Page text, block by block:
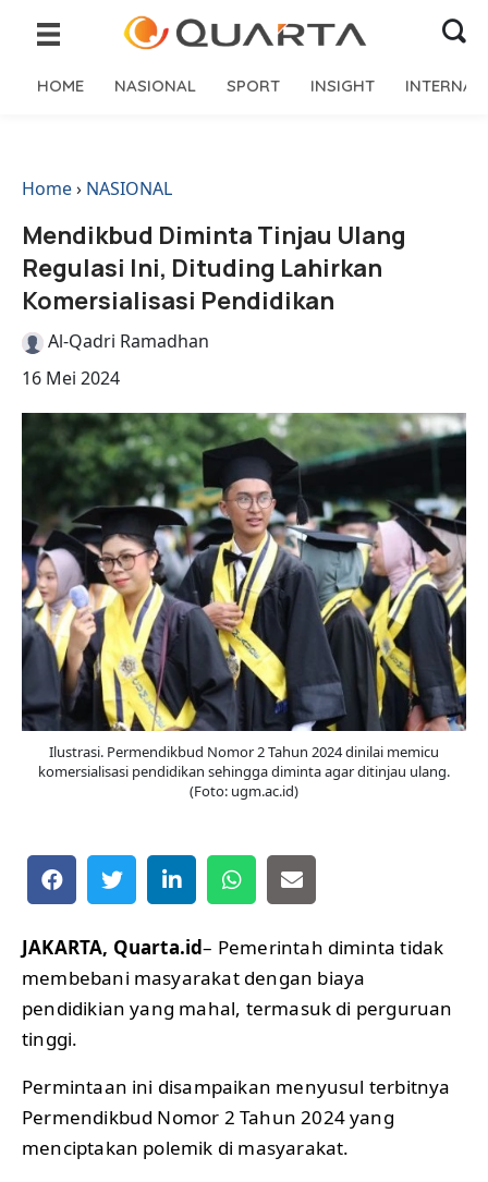
HOME NASIONAL SPORT INSIGHT
Home› NASIONAL
Mendikbud Diminta Tinjau Ulang
Regulasi Ini, Dituding Lahirkan
Komersialisasi Pendidikan
Al-Qadri Ramadhan
16 Mei 2024
Ilustrasi. Permendikbud Nomor 2 Tahun 2024 dinilai memicu
komersialisasi pendidikan sehingga diminta agar ditinjau ulang.
(Foto: ugm.ac.id)
JAKARTA, Quarta.id– Pemerintah diminta tidak
membebani masyarakat dengan biaya
pendidikian yang mahal, termasuk di perguruan
tinggi.
Permintaan ini disampaikan menyusul terbitnya
Permendikbud Nomor 2 Tahun 2024 yang
menciptakan polemik di masyarakat.